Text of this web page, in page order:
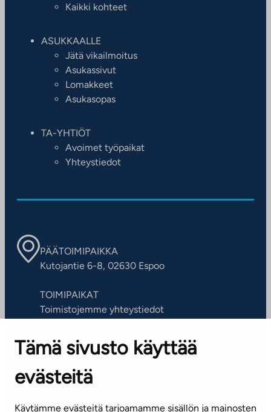
Tämä sivusto käyttää
evästeitä
Käytämme evästeitä tarjoamamme sisällön ja mainosten
Kaikki kohteet
ASUKKAALLE
Jätä vikailmoitus
Asukassivut
Lomakkeet
Asukasopas
TA-YHTIÖT
Avoimet työpaikat
Yhteystiedot
PÄÄTOIMIPAIKKA
Kutojantie 6-8, 02630 Espoo
TOIMIPAIKAT
Toimistojemme yhteystiedot
ASIAKASPALVELUKESKUS
Puh. 045 7734 3777
(arkisin klo 8-16)
info@ta.fi